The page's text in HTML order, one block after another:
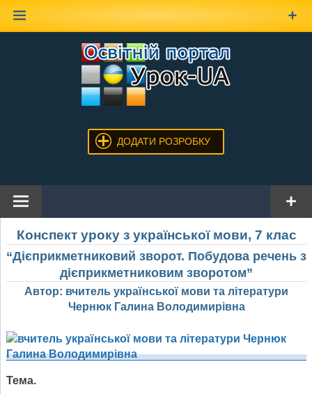
ДОДАТИ РОЗРОБКУ
Конспект уроку з української мови, 7 клас
“Дієприкметниковий зворот. Побудова речень з
дієприкметниковим зворотом”
Автор: вчитель української мови та літератури
Чернюк Галина Володимирівна
Тема.